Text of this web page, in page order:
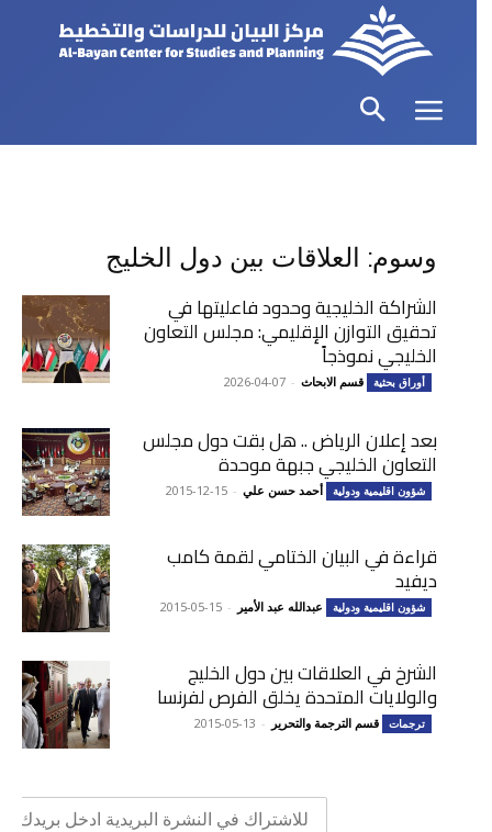
وسوم: العلاقات بين دول الخليج
الشراكة الخليجية وحدود فاعليتها في
تحقيق التوازن الإقليمي: مجلس التعاون
الخليجي نموذجاً
أوراق بحثية قسم الابحاث -
2026-04-07
بعد إعلان الرياض .. هل بقت دول مجلس
التعاون الخليجي جبهة موحدة
شؤون اقليمية ودولية أحمد حسن علي -
2015-12-15
قراءة في البيان الختامي لقمة كامب
ديفيد
شؤون اقليمية ودولية عبدالله عبد الأمير -
2015-05-15
الشرخ في العلاقات بين دول الخليج
والولايات المتحدة يخلق الفرص لفرنسا
ترجمات قسم الترجمة والتحرير -
2015-05-13